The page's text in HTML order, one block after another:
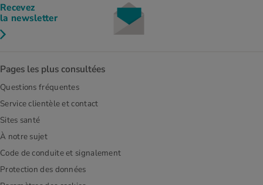
Recevez
la newsletter
Pages les plus consultées
Questions fréquentes
Service clientèle et contact
Sites santé
À notre sujet
Code de conduite et signalement
Protection des données